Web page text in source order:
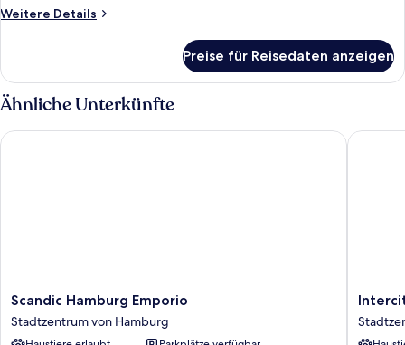
anzeigen
Weitere Details
Weitere
Zimmer,
1 Doppelbett
und
Schlafsofa
Preise für Reisedaten anzeigen
Ähnliche Unterkünfte
Scandic
Hamburg
Emporio
Scandic Hamburg Emporio
Stadtzentrum von Hamburg
Scandic Hamburg Emporio